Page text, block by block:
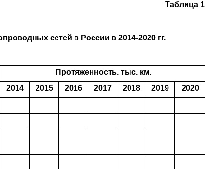
Таблица
сетей в России в 2014-2020 гг.
Протяженность, тыс. км.
2014
2015 2016 2017 2018 2019
2020